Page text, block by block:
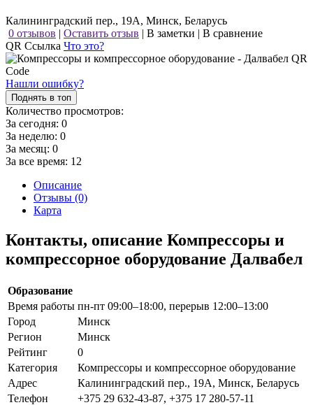
Калининградский пер., 19А, Минск, Беларусь
0 отзывов | Оставить отзыв | В заметки | В сравнение
QR Ссылка Что это?
Нашли ошибку?
Поднять в топ
Количество просмотров:
За сегодня: 0
За неделю: 0
За месяц: 0
За все время: 12
Описание
Отзывы (0)
Карта
Контакты, описание Компрессоры и
компрессорное оборудование Далвабел
Образование
Время работы пн-пт 09:00–18:00, перерыв 12:00–13:00
Город
Минск
Регион
Минск
Рейтинг
0
Категория
Компрессоры и компрессорное оборудование
Адрес
Калининградский пер., 19А, Минск, Беларусь
Телефон
+375 29 632-43-87, +375 17 280-57-11